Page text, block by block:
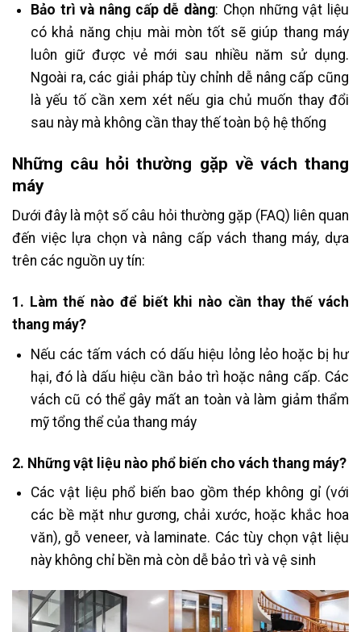
Bảo trì và nâng cấp dễ dàng: Chọn những vật liệu
có khả năng chịu mài mòn tốt sẽ giúp thang máy
luôn giữ được vẻ mới sau nhiều năm sử dụng.
Ngoài ra, các giải pháp tùy chỉnh dễ nâng cấp cũng
là yếu tố cần xem xét nếu gia chủ muốn thay đổi
sau này mà không cần thay thế toàn bộ hệ thống
Những câu hỏi thường gặp về vách thang
máy
Dưới đây là một số câu hỏi thường gặp (FAQ) liên quan
đến việc lựa chọn và nâng cấp vách thang máy, dựa
trên các nguồn uy tín:
1. Làm thế nào để biết khi nào cần thay thế vách
thang máy?
Nếu các tấm vách có dấu hiệu lỏng lẻo hoặc bị hư
hại, đó là dấu hiệu cần bảo trì hoặc nâng cấp. Các
vách cũ có thể gây mất an toàn và làm giảm thẩm
mỹ tổng thể của thang máy​
2. Những vật liệu nào phổ biến cho vách thang máy?
Các vật liệu phổ biến bao gồm thép không gỉ (với
các bề mặt như gương, chải xước, hoặc khắc hoa
văn), gỗ veneer, và laminate. Các tùy chọn vật liệu
này không chỉ bền mà còn dễ bảo trì và vệ sinh